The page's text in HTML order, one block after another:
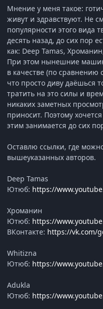
Мнение у меня такое:
живут и здравствуют. Не
популярности этого вида
десять назад, до сих пор
как: Deep Tamas,
При этом нынешние
в качестве (по сравнению
что просто диву даёшься
тратить на это силы и
никаких заметных
приносит. Поэтому
этим занимается до сих
Оставлю ссылки, где
вышеуказанных авторов.
Deep Tamas
Ютюб: https://
Хроманин
Ютюб: https://
ВКонтакте: https://vk.com/
Whitizna
Ютюб: https://
Adukla
Ютюб: https://